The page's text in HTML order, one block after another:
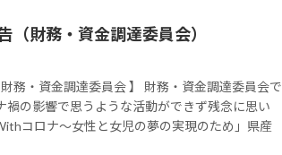
（財務・資金調達委員会）
務・資金調達委員会 】 財務・資金調達委員会で
禍の影響で思うような活動ができず残念に思い
コロナ～女性と女児の夢の実現のため」県産